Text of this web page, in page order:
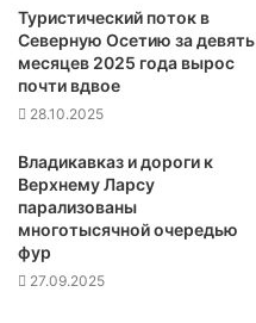
Туристический поток в
Северную Осетию за девять
месяцев 2025 года вырос
почти вдвое
28.10.2025
Владикавказ и дороги к
Верхнему Ларсу
парализованы
многотысячной очередью
фур
27.09.2025